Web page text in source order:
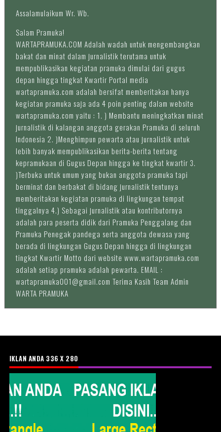
Assalamulaikum Wr. Wb.
Salam Pramuka!
WARTAPRAMUKA.COM Adalah wadah untuk mengembangkan
bakat dan minat dalam jurnalistik terutama untuk
mempublikasikan kegiatan pramuka dimulai dari gugus
depan hingga tingkat Kwartir Portal media
wartapramuka.com adalah bersifat memberitakan hanya
kegiatan pramuka saja ada 4 poin penting dalam website
wartapramuka.com yaitu : 1. ) Membantu meningkatkan minat
jurnalistik di kalangan anggota gerakan Pramuka di seluruh
Indonesia 2. )Menghimpun pewarta atau jurnalistik untuk
lebih banyak mempublikasikan berita-berita tentang
kepramukaan di Gugus Depan hingga ke tingkat kwartir 3.
)Terbuka untuk umum yang bukan anggota pramuka tapi
berminat dan berbakat di bidang jurnalistik tentunya
memberitakan kegiatan pramuka di lingkungan tempat
tinggalnya 4.) Sebagai jurnalistik atau kontributornya
adalah para peserta didik dari Pramuka Penggalang dan
Pramuka Penegak pandega serta anggota dewasa yang
berada di lingkungan Gugus Depan hingga di lingkungan
tingkat Kwartir Motto dari website www.wartapramuka.com
adalah setiap pramuka adalah pewarta. EMAIL :
wartapramuka001@gmail.com Terima Kasih Team Admin
WARTA PRAMUKA
IKLAN ANDA 336 X 280